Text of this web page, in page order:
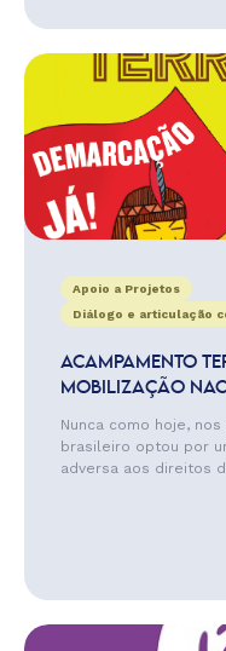
Apoio a Projetos
Diálogo e articulação
ACAMPAMENTO
MOBILIZAÇÃO
Nunca como hoje,
brasileiro optou por
adversa aos direitos